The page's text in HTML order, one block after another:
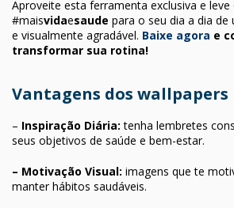
Aproveite esta ferramenta exclusiva e
#maisvidaesaude para o seu dia a dia de
e visualmente agradável. Baixe agora e
transformar sua rotina!
Vantagens dos wallpapers
– Inspiração Diária: tenha lembretes
seus objetivos de saúde e bem-estar.
– Motivação Visual: imagens que te
manter hábitos saudáveis.